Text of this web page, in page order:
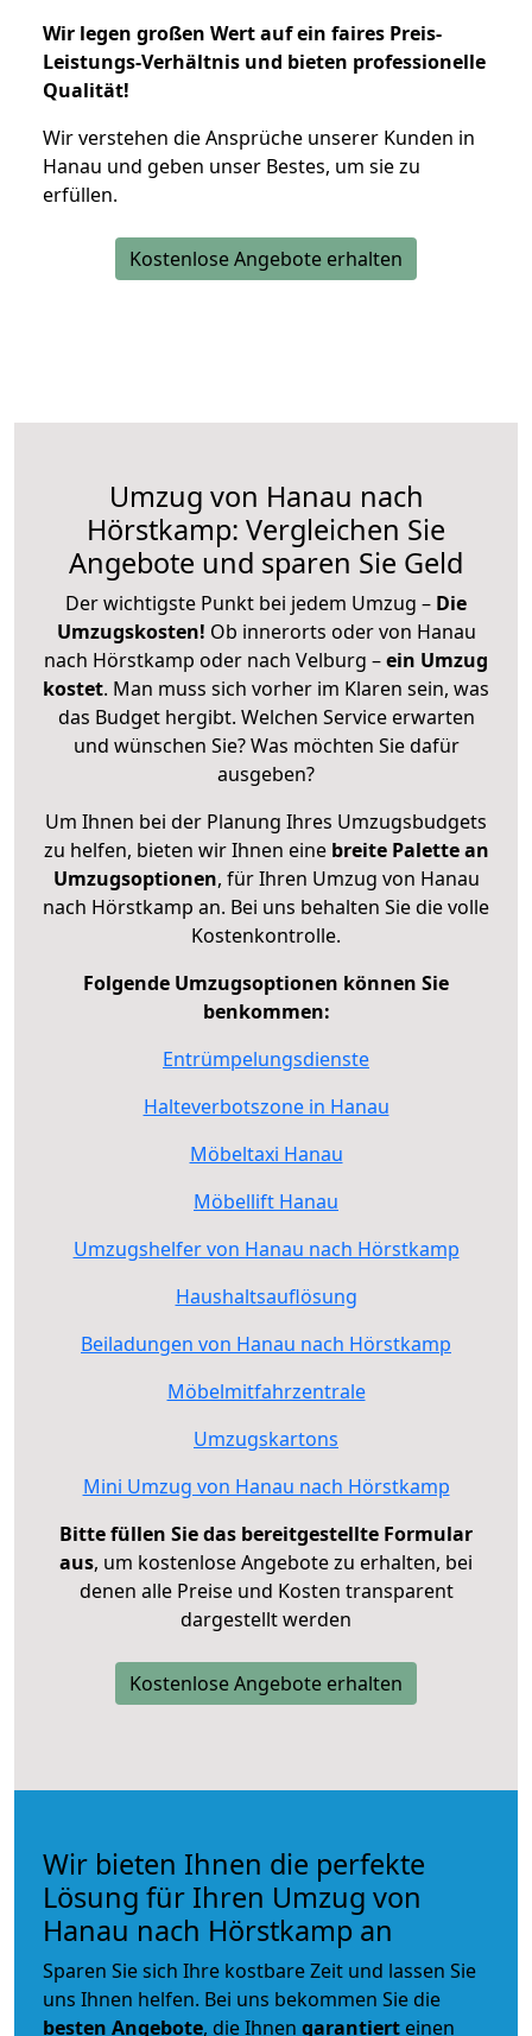
Wir legen großen Wert auf ein faires Preis-
Leistungs-Verhältnis und bieten professionelle
Qualität!
Wir verstehen die Ansprüche unserer Kunden in
Hanau und geben unser Bestes, um sie zu
erfüllen.
Kostenlose Angebote erhalten
Umzug von Hanau nach
Hörstkamp: Vergleichen Sie
Angebote und sparen Sie Geld
Der wichtigste Punkt bei jedem Umzug – Die
Umzugskosten! Ob innerorts oder von Hanau
nach Hörstkamp oder nach Velburg –ein Umzug
kostet. Man muss sich vorher im Klaren sein, was
das Budget hergibt. Welchen Service erwarten
und wünschen Sie? Was möchten Sie dafür
ausgeben?
Um Ihnen bei der Planung Ihres Umzugsbudgets
zu helfen, bieten wir Ihnen eine breite Palette an
Umzugsoptionen, für Ihren Umzug von Hanau
nach Hörstkamp an. Bei uns behalten Sie die volle
Kostenkontrolle.
Folgende Umzugsoptionen können Sie
benkommen:
Entrümpelungsdienste
Halteverbotszone in Hanau
Möbeltaxi Hanau
Möbellift Hanau
Umzugshelfer von Hanau nach Hörstkamp
Haushaltsauflösung
Beiladungen von Hanau nach Hörstkamp
Möbelmitfahrzentrale
Umzugskartons
Mini Umzug von Hanau nach Hörstkamp
Bitte füllen Sie das bereitgestellte Formular
aus, um kostenlose Angebote zu erhalten, bei
denen alle Preise und Kosten transparent
dargestellt werden
Kostenlose Angebote erhalten
Wir bieten Ihnen die perfekte
Lösung für Ihren Umzug von
Hanau nach Hörstkamp an
Sparen Sie sich Ihre kostbare Zeit und lassen Sie
uns Ihnen helfen. Bei uns bekommen Sie die
besten Angebote, die Ihnen garantiert einen